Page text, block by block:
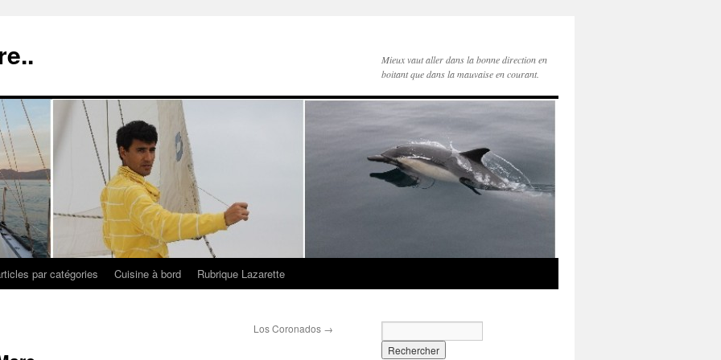
Mieux vaut aller dans la bonne direction en
boitant que dans la mauvaise en courant.
par catégories Cuisine à bord Rubrique Lazarette
Los Coronados →